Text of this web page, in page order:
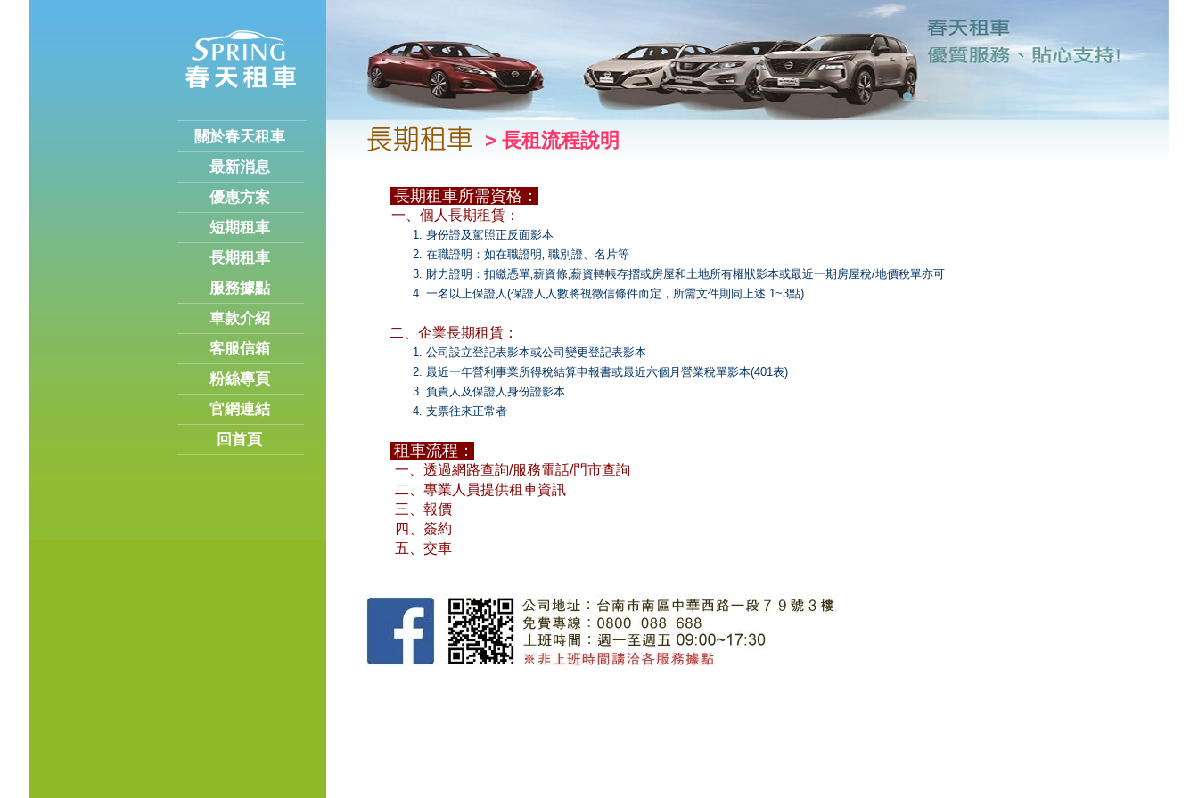
關於春天租車
最新消息
優惠方案
短期租車
長期租車
服務據點
車款介紹
客服信箱
粉絲專頁
官網連結
回首頁
> 長租流程說明
長期租車所需資格：
一、個人長期租賃 ：
1. 身份證及駕照正反面影本
2. 在職證明：如在職證明‚ 職別證、名片等
3. 財力證明：扣繳憑單‚薪資條‚薪資轉帳存摺或房屋和土地所有權狀影本或最近一期房屋稅/地價稅單亦可
4. 一名以上保證人(保證人人數將視徵信條件而定，所需文件則同上述 1~3點)
二、企業長期租賃：
1. 公司設立登記表影本或公司變更登記表影本
2. 最近一年營利事業所得稅結算申報書或最近六個月營業稅單影本(401表)
3. 負責人及保證人身份證影本
4. 支票往來正常者
租車流程：
一、 透過網路查詢/服務電話/門市查詢
二
專業人員提供租車資訊
三
報價
四
簽約
五
交車